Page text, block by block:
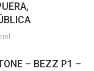
– BEZZ P1 –